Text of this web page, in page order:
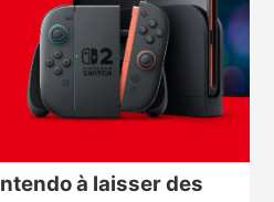
à laisser des